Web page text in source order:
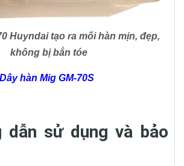
Huyndai tạo ra mối hàn mịn, đẹp,
không bị bắn tóe
Dây hàn Mig GM-70S
dẫn sử dụng và bảo